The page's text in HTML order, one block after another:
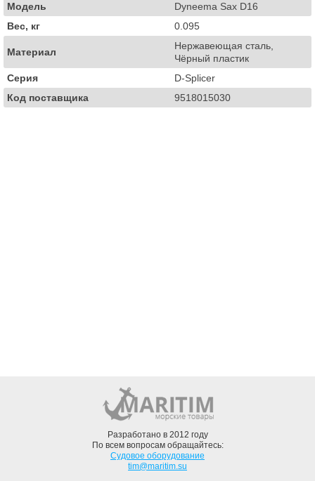
Модель
Dyneema Sax D16
Вес, кг
0.095
Материал
Нержавеющая сталь,
Чёрный пластик
Серия
D-Splicer
Код поставщика
9518015030
Разработано в 2012 году
По всем вопросам обращайтесь:
Судовое оборудование
tim@maritim.su